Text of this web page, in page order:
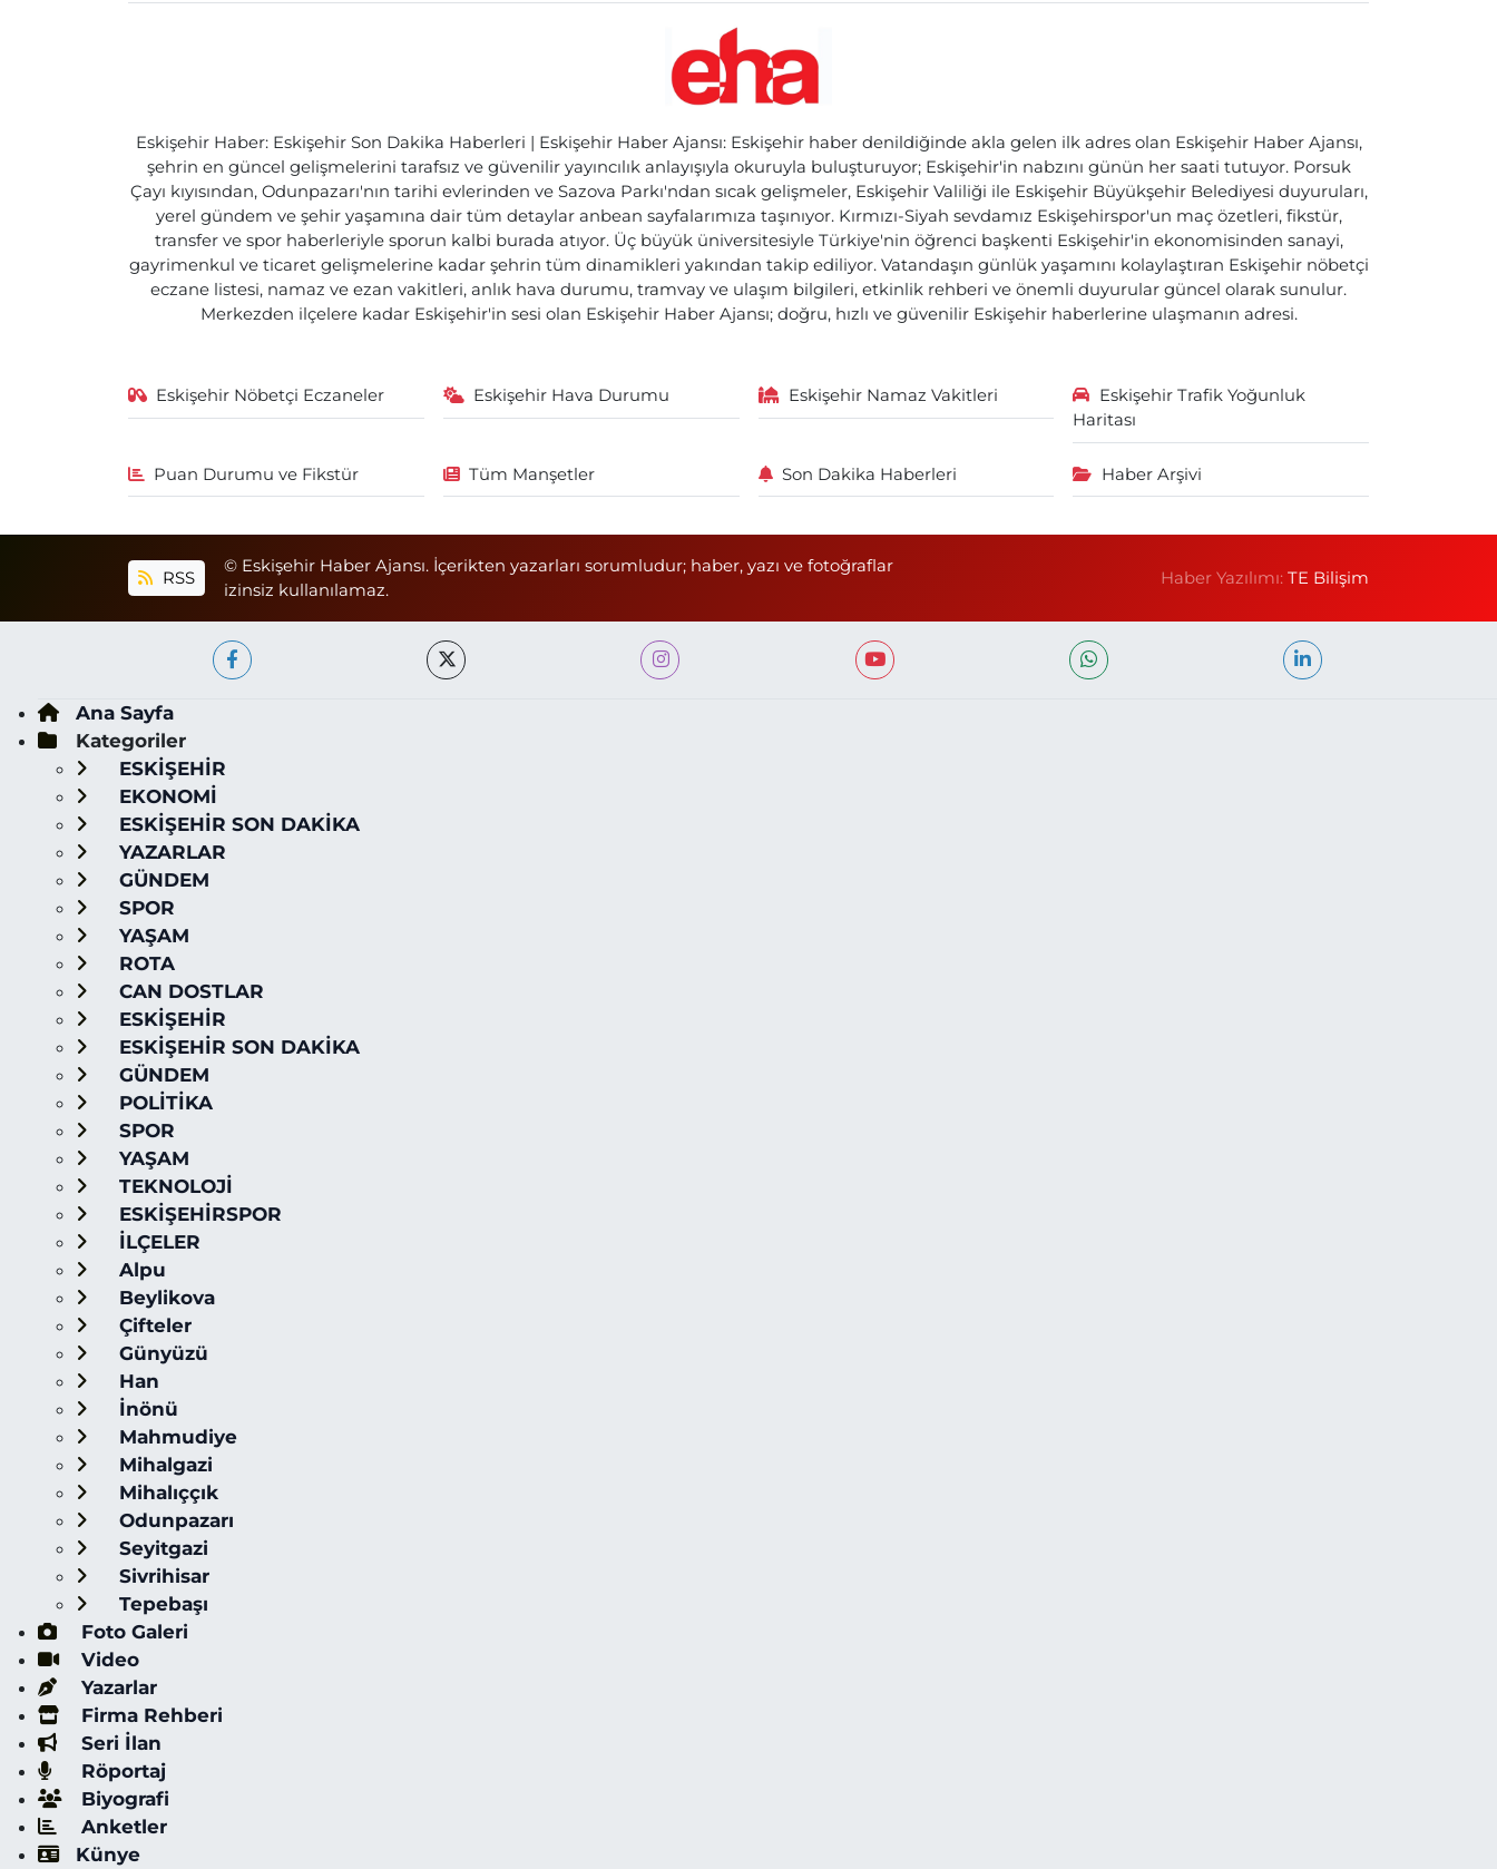
Eskişehir Haber: Eskişehir Son Dakika Haberleri | Eskişehir Haber Ajansı: Eskişehir haber denildiğinde akla gelen ilk adres olan Eskişehir Haber Ajansı,
şehrin en güncel gelişmelerini tarafsız ve güvenilir yayıncılık anlayışıyla okuruyla buluşturuyor; Eskişehir'in nabzını günün her saati tutuyor. Porsuk
Çayı kıyısından, Odunpazarı'nın tarihi evlerinden ve Sazova Parkı'ndan sıcak gelişmeler, Eskişehir Valiliği ile Eskişehir Büyükşehir Belediyesi duyuruları,
yerel gündem ve şehir yaşamına dair tüm detaylar anbean sayfalarımıza taşınıyor. Kırmızı-Siyah sevdamız Eskişehirspor'un maç özetleri, fikstür,
transfer ve spor haberleriyle sporun kalbi burada atıyor. Üç büyük üniversitesiyle Türkiye'nin öğrenci başkenti Eskişehir'in ekonomisinden sanayi,
gayrimenkul ve ticaret gelişmelerine kadar şehrin tüm dinamikleri yakından takip ediliyor. Vatandaşın günlük yaşamını kolaylaştıran Eskişehir nöbetçi
eczane listesi, namaz ve ezan vakitleri, anlık hava durumu, tramvay ve ulaşım bilgileri, etkinlik rehberi ve önemli duyurular güncel olarak sunulur.
Merkezden ilçelere kadar Eskişehir'in sesi olan Eskişehir Haber Ajansı; doğru, hızlı ve güvenilir Eskişehir haberlerine ulaşmanın adresi.
Eskişehir Nöbetçi Eczaneler Eskişehir Hava Durumu Eskişehir Namaz Vakitleri
Eskişehir Trafik Yoğunluk
Haritası
Puan Durumu ve Fikstür Tüm Manşetler Son Dakika Haberleri Haber Arşivi
RSS
© Eskişehir Haber Ajansı. İçerikten yazarları sorumludur; haber, yazı ve fotoğraflar
izinsiz kullanılamaz.
Haber Yazılımı:TE Bilişim
Ana Sayfa
Kategoriler
ESKİŞEHİR
EKONOMİ
ESKİŞEHİR SON DAKİKA
YAZARLAR
GÜNDEM
SPOR
YAŞAM
ROTA
CAN DOSTLAR
ESKİŞEHİR
ESKİŞEHİR SON DAKİKA
GÜNDEM
POLİTİKA
SPOR
YAŞAM
TEKNOLOJİ
ESKİŞEHİRSPOR
İLÇELER
Alpu
Beylikova
Çifteler
Günyüzü
Han
İnönü
Mahmudiye
Mihalgazi
Mihalıççık
Odunpazarı
Seyitgazi
Sivrihisar
Tepebaşı
Foto Galeri
Video
Yazarlar
Firma Rehberi
Seri İlan
Röportaj
Biyografi
Anketler
Künye